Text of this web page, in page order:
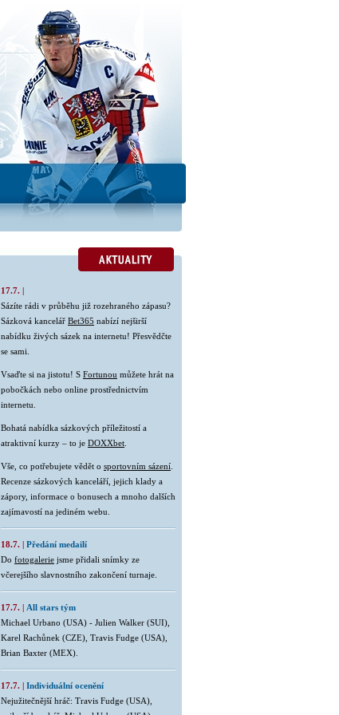
17.7. |
Sázíte rádi v průběhu již rozehraného zápasu?
Sázková kancelář Bet365 nabízí nejširší
nabídku živých sázek na internetu! Přesvědčte
se sami.
Vsaďte si na jistotu! S Fortunou můžete hrát na
pobočkách nebo online prostřednictvím
internetu.
Bohatá nabídka sázkových příležitostí a
atraktivní kurzy – to je DOXXbet
Vše, co potřebujete vědět o sportovním sázení
Recenze sázkových kanceláří, jejich klady a
zápory, informace o bonusech a mnoho dalších
zajímavostí na jediném webu.
18.7. | Předání medailí
Do fotogalerie jsme přidali snímky ze
včerejšího slavnostního zakončení turnaje.
17.7. | All stars tým
Michael Urbano (USA) - Julien Walker (SUI),
Karel Rachůnek (CZE), Travis Fudge (USA),
Brian Baxter (MEX).
17.7. | Individuální ocenění
Nejužitečnější hráč: Travis Fudge (USA),